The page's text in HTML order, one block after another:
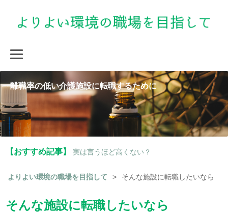
離職率の低い介護施設に転職するために
【おすすめ記事】 実は言うほど高くない？
よりよい環境の職場を目指して > そんな施設に転職したいなら
そんな施設に転職したいなら